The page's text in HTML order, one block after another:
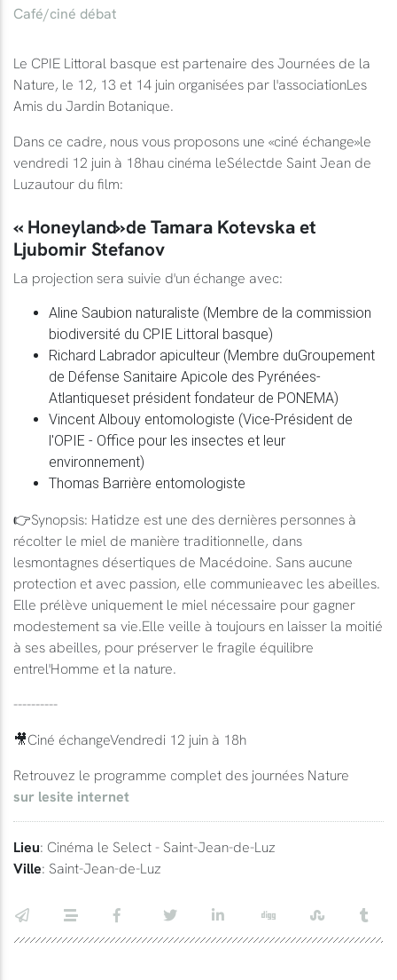
Café/ciné débat
Le CPIE Littoral basque est partenaire des Journées de la
Nature, le 12, 13 et 14 juin organisées par l'associationLes
Amis du Jardin Botanique.
Dans ce cadre, nous vous proposons une «ciné échange»le
vendredi 12 juin à 18hau cinéma leSélectde Saint Jean de
Luzautour du film:
« Honeyland»de Tamara Kotevska et
Ljubomir Stefanov
La projection sera suivie d'un échange avec:
Aline Saubion naturaliste (Membre de la commission
biodiversité du CPIE Littoral basque)
Richard Labrador apiculteur (Membre duGroupement
de Défense Sanitaire Apicole des Pyrénées-
Atlantiqueset président fondateur de PONEMA)
Vincent Albouy entomologiste (Vice-Président de
l'OPIE - Office pour les insectes et leur
environnement)
Thomas Barrière entomologiste
👉Synopsis: Hatidze est une des dernières personnes à
récolter le miel de manière traditionnelle, dans
lesmontagnes désertiques de Macédoine. Sans aucune
protection et avec passion, elle communieavec les abeilles.
Elle prélève uniquement le miel nécessaire pour gagner
modestement sa vie.Elle veille à toujours en laisser la moitié
à ses abeilles, pour préserver le fragile équilibre
entrel'Homme et la nature.
----------
🎥Ciné échangeVendredi 12 juin à 18h
Retrouvez le programme complet des journées Nature
sur lesite internet
Lieu: Cinéma le Select - Saint-Jean-de-Luz
Ville: Saint-Jean-de-Luz